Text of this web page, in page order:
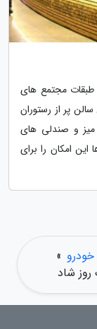
مجتمع های
پر از رستوران
و صندلی های
امکان را برای
خودرو »
شاد